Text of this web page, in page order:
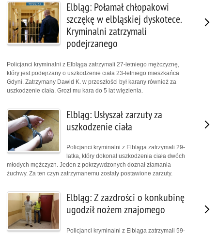
Elbląg: Połamał chłopakowi
szczękę w elbląskiej dyskotece.
Kryminalni zatrzymali
podejrzanego
Policjanci kryminalni z Elbląga zatrzymali 27-letniego mężczyznę,
który jest podejrzany o uszkodzenie ciała 23-letniego mieszkańca
Gdyni. Zatrzymany Dawid K. w przeszłości był karany również za
uszkodzenie ciała. Grozi mu kara do 5 lat więzienia.
Elbląg: Usłyszał zarzuty za
uszkodzenie ciała
Policjanci kryminalni z Elbląga zatrzymali 29-
latka, który dokonał uszkodzenia ciała dwóch
młodych mężczyzn. Jeden z pokrzywdzonych doznał złamania
żuchwy. Za ten czyn zatrzymanemu zostały postawione zarzuty.
Elbląg: Z zazdrości o konkubinę
ugodził nożem znajomego
Policjanci kryminalni z Elbląga zatrzymali 59-